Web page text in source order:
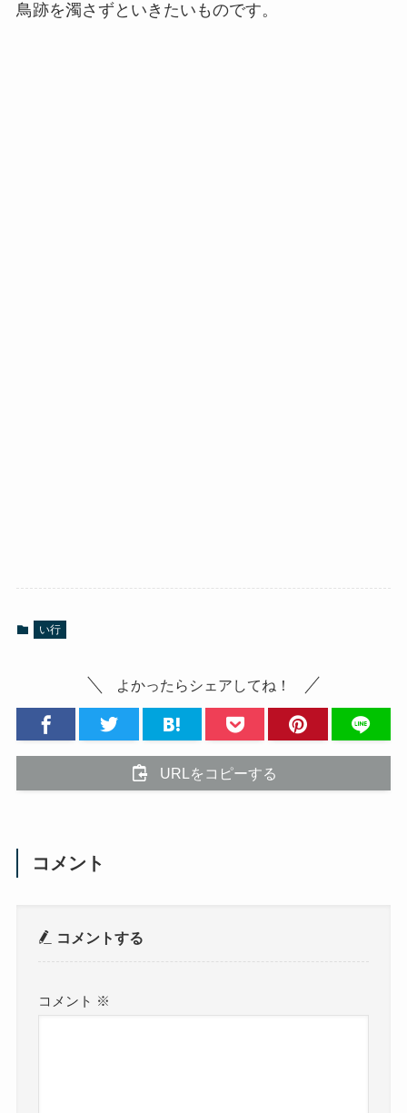
鳥跡を濁さずといきたいものです。
い行
よかったらシェアしてね！
URLをコピーする
コメント
コメントする
コメント ※